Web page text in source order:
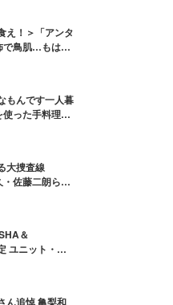
え！＞「アンタ
で鳥肌…もはや
もんです一人暮
った手料理公
大捜査線
佐藤二朗ら新
＆
ユニット・
ん追悼 亀梨和